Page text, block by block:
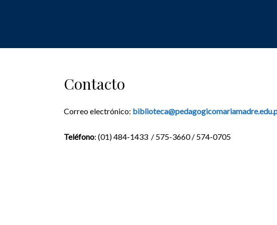
Contacto
Correo electrónico:
Teléfono: (01) 484-1433 / 575-3660 / 574-0705